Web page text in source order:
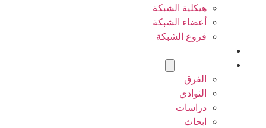
هيكلية الشبكة
أعضاء الشبكة
فروع الشبكة
الفرق
النوادي
دراسات
ابحاث